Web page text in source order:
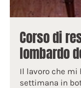
Corso di
lombardo
Il lavoro che mi
settimana in